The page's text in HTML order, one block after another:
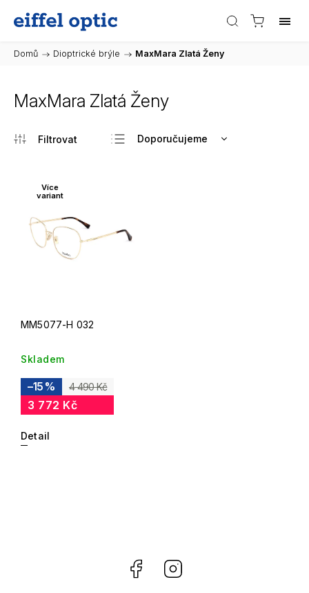
Domů / Dioptrické brýle / MaxMara Zlatá Ženy
MaxMara Zlatá Ženy
Doporučujeme
Více
variant
MM5077-H 032
Skladem
4 490 Kč
–15 %
3 772 Kč
Detail
Facebook